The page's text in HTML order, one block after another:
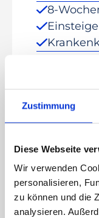
Zustimmung
Diese Webseite
Wir verwenden
personalisieren,
zu können und die
analysieren.
8-
Erstattung
Dein
Kündigung
Die
aktualisiert sind
Super, Du